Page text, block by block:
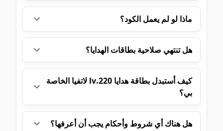
ماذا لو لم يعمل الكود؟
هل تنتهي صلاحية بطاقات الهدايا؟
كيف أستبدل بطاقة هدايا 220.lv لاتفيا الخاصة
بي؟
هل هناك أي شروط وأحكام يجب أن أعرفها؟